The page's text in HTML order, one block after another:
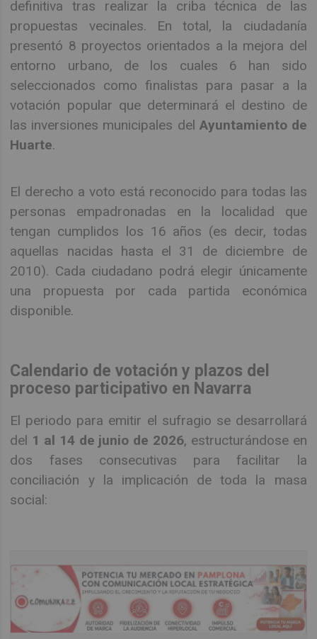
definitiva tras realizar la criba técnica de las
propuestas vecinales. En total, la ciudadanía
presentó 8 proyectos orientados a la mejora del
entorno urbano, de los cuales 6 han sido
seleccionados como finalistas para pasar a la
votación popular que determinará el destino de
las inversiones municipales del Ayuntamiento de
Huarte.
El derecho a voto está reconocido para todas las
personas empadronadas en la localidad que
tengan cumplidos los 16 años (es decir, todas
aquellas nacidas hasta el 31 de diciembre de
2010). Cada ciudadano podrá elegir únicamente
una propuesta por cada partida económica
disponible.
Calendario de votación y plazos del
proceso participativo en Navarra
El periodo para emitir el sufragio se desarrollará
del 1 al 14 de junio de 2026, estructurándose en
dos fases consecutivas para facilitar la
conciliación y la implicación de toda la masa
social: